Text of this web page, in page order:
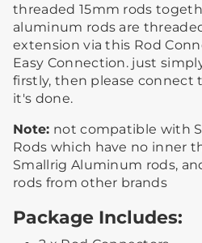
threaded 15mm rods
aluminum rods are
extension via this Rod
Easy Connection. just
firstly, then please connect
it's done.
Note: not compatible with
Rods which have no inner
Smallrig Aluminum rods,
rods from other brands
Package Includes: